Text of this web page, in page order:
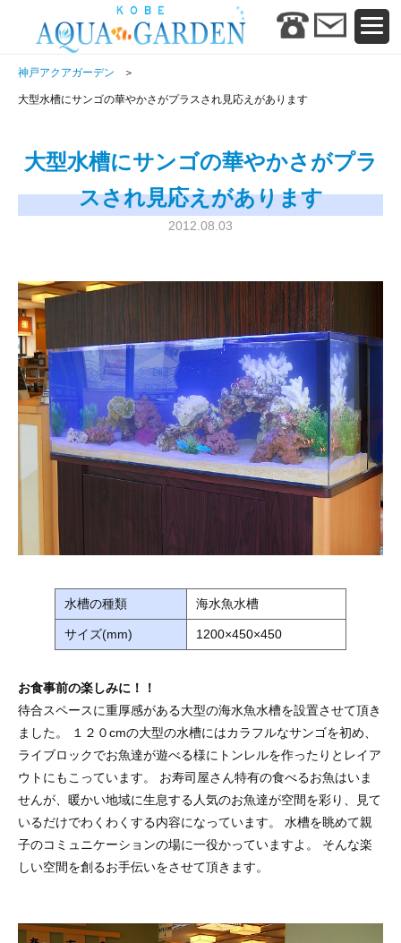
神戸アクアガーデン
大型水槽にサンゴの華やかさがプラスされ見応えがあります
大型水槽にサンゴの華やかさがプラ
スされ見応えがあります
2012.08.03
水槽の種類 海水魚水槽
サイズ(mm) 1200×450×450
お食事前の楽しみに！！
待合スペースに重厚感がある大型の海水魚水槽を設置させて頂き
ました。 １２０cmの大型の水槽にはカラフルなサンゴを初め、
ライブロックでお魚達が遊べる様にトンレルを作ったりとレイア
ウトにもこっています。 お寿司屋さん特有の食べるお魚はいま
せんが、暖かい地域に生息する人気のお魚達が空間を彩り、見て
いるだけでわくわくする内容になっています。 水槽を眺めて親
子のコミュニケーションの場に一役かっていますよ。 そんな楽
しい空間を創るお手伝いをさせて頂きます。